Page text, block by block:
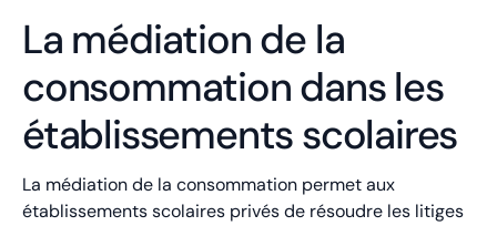
La médiation de la
consommation dans les
établissements scolaires
La médiation de la consommation permet aux
établissements scolaires privés de résoudre les litiges